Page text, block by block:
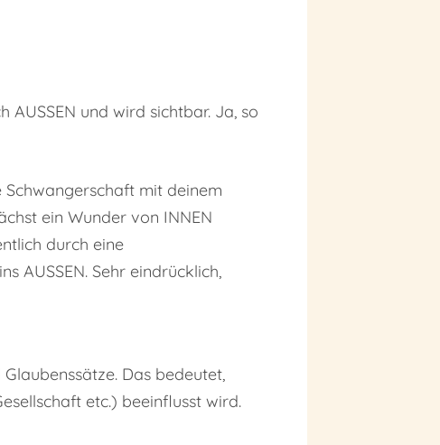
und wird sichtbar. Ja, so
Schwangerschaft mit deinem
ein Wunder von INNEN
durch eine
AUSSEN. Sehr eindrücklich,
Das bedeutet,
etc.) beeinflusst wird.